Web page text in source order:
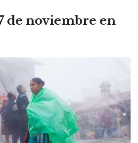
de noviembre en